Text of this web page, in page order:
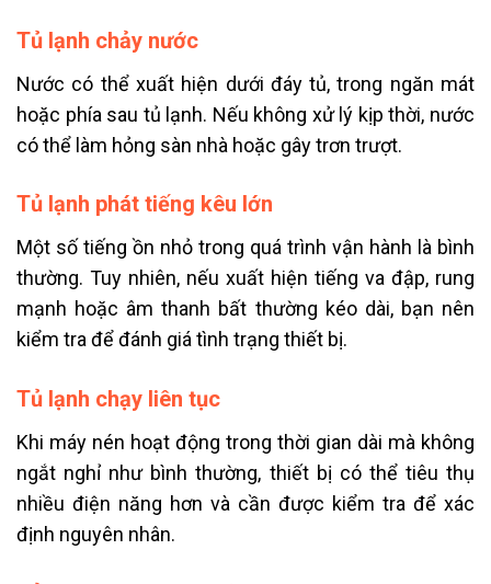
Tủ lạnh chảy nước
Nước có thể xuất hiện dưới đáy tủ, trong ngăn mát
hoặc phía sau tủ lạnh. Nếu không xử lý kịp thời, nước
có thể làm hỏng sàn nhà hoặc gây trơn trượt.
Tủ lạnh phát tiếng kêu lớn
Một số tiếng ồn nhỏ trong quá trình vận hành là bình
thường. Tuy nhiên, nếu xuất hiện tiếng va đập, rung
mạnh hoặc âm thanh bất thường kéo dài, bạn nên
kiểm tra để đánh giá tình trạng thiết bị.
Tủ lạnh chạy liên tục
Khi máy nén hoạt động trong thời gian dài mà không
ngắt nghỉ như bình thường, thiết bị có thể tiêu thụ
nhiều điện năng hơn và cần được kiểm tra để xác
định nguyên nhân.